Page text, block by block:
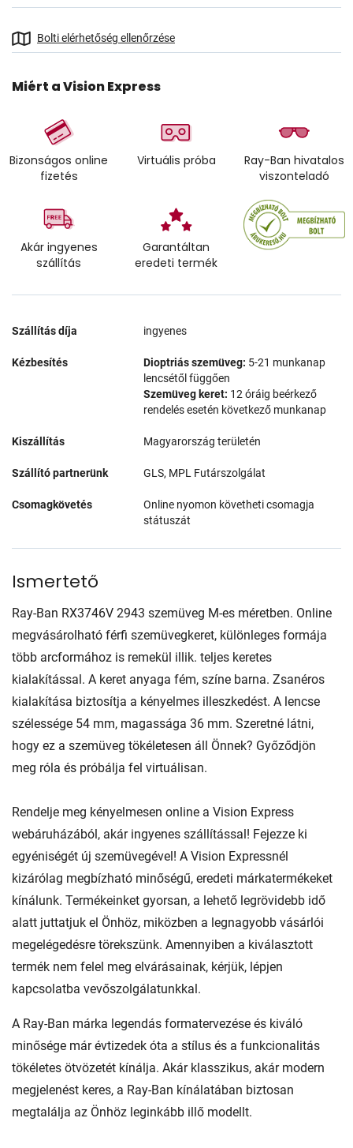
Bolti elérhetőség ellenőrzése
Miért a Vision Express
Bizonságos online
fizetés
Virtuális próba
Ray-Ban hivatalos
viszonteladó
Akár ingyenes
szállítás
Garantáltan
eredeti termék
Szállítás díja ingyenes
Kézbesítés Dioptriás szemüveg: 5-21 munkanap
lencsétől függően
Szemüveg keret: 12 óráig beérkező
rendelés esetén következő munkanap
Kiszállítás Magyarország területén
Szállító partnerünk GLS, MPL Futárszolgálat
Csomagkövetés
Online nyomon követheti csomagja
státuszát
Ismertető
Ray-Ban RX3746V 2943 szemüveg M-es méretben. Online
megvásárolható férfi szemüvegkeret, különleges formája
több arcformához is remekül illik. teljes keretes
kialakítással. A keret anyaga fém, színe barna. Zsanéros
kialakítása biztosítja a kényelmes illeszkedést. A lencse
szélessége 54 mm, magassága 36 mm. Szeretné látni,
hogy ez a szemüveg tökéletesen áll Önnek? Győződjön
meg róla és próbálja fel virtuálisan.
Rendelje meg kényelmesen online a Vision Express
webáruházából, akár ingyenes szállítással! Fejezze ki
egyéniségét új szemüvegével! A Vision Expressnél
kizárólag megbízható minőségű, eredeti márkatermékeket
kínálunk. Termékeinket gyorsan, a lehető legrövidebb idő
alatt juttatjuk el Önhöz, miközben a legnagyobb vásárlói
megelégedésre törekszünk. Amennyiben a kiválasztott
termék nem felel meg elvárásainak, kérjük, lépjen
kapcsolatba vevőszolgálatunkkal.
A Ray-Ban márka legendás formatervezése és kiváló
minősége már évtizedek óta a stílus és a funkcionalitás
tökéletes ötvözetét kínálja. Akár klasszikus, akár modern
megjelenést keres, a Ray-Ban kínálatában biztosan
megtalálja az Önhöz leginkább illő modellt.